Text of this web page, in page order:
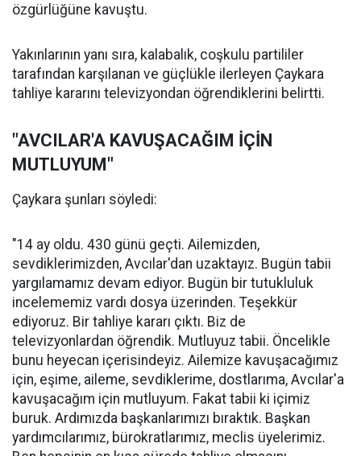
özgürlüğüne kavuştu.
Yakınlarının yanı sıra, kalabalık, coşkulu partililer
tarafından karşılanan ve güçlükle ilerleyen Çaykara
tahliye kararını televizyondan öğrendiklerini belirtti.
"AVCILAR'A KAVUŞACAĞIM İÇİN
MUTLUYUM"
Çaykara şunları söyledi:
"14 ay oldu. 430 günü geçti. Ailemizden,
sevdiklerimizden, Avcılar'dan uzaktayız. Bugün tabii
yargılamamız devam ediyor. Bugün bir tutukluluk
incelememiz vardı dosya üzerinden. Teşekkür
ediyoruz. Bir tahliye kararı çıktı. Biz de
televizyonlardan öğrendik. Mutluyuz tabii. Öncelikle
bunu heyecan içerisindeyiz. Ailemize kavuşacağımız
için, eşime, aileme, sevdiklerime, dostlarıma, Avcılar'a
kavuşacağım için mutluyum. Fakat tabii ki içimiz
buruk. Ardımızda başkanlarımızı bıraktık. Başkan
yardımcılarımız, bürokratlarımız, meclis üyelerimiz.